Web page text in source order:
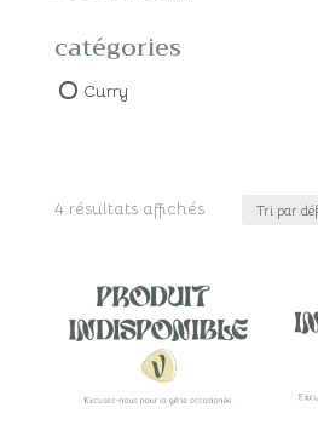
catégories
Curry
4 résultats affichés